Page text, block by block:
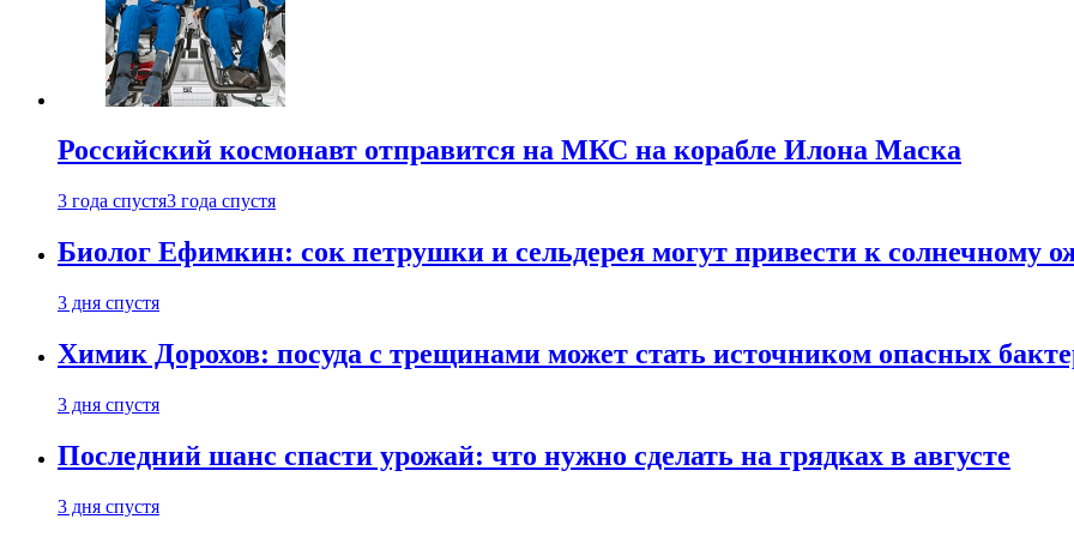
Российский космонавт отправится на МКС на корабле Илона Маска
3 года спустя3 года спустя
Биолог Ефимкин: сок петрушки и сельдерея могут привести к солнечному
3 дня спустя
Химик Дорохов: посуда с трещинами может стать источником опасных
3 дня спустя
Последний шанс спасти урожай: что нужно сделать на грядках в августе
3 дня спустя